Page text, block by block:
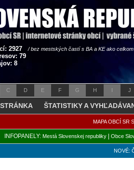
2927 / bez mestských častí s BA a KE ako
79
8
C D E F G H I J
ŠTATISTIKY A
MAPA OBCÍ SR
INFOPANELY: Mestá Slovenskej republiky| Obce
NOVÉ: